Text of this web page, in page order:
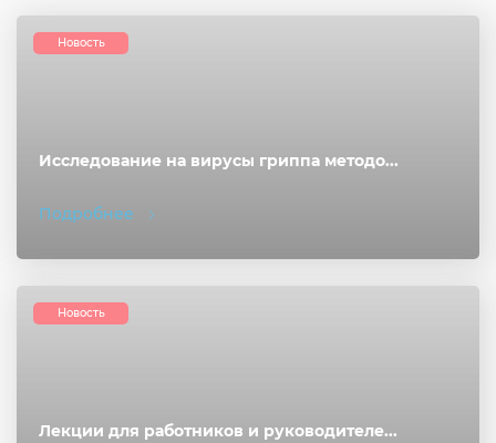
Исследование на вирусы гриппа методо...
Подробнее
Новость
Лекции для работников и руководителе...
Новость